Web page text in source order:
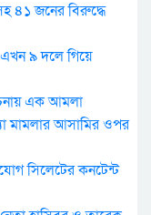
৪১ জনের বিরুদ্ধে
৯ দলে গিয়ে
এক আমলা
মামলার আসামির ওপর
সিলেটের কনটেন্ট